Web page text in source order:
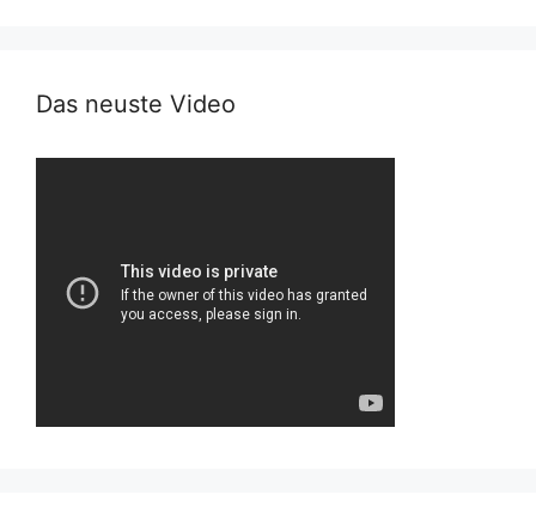
Das neuste Video